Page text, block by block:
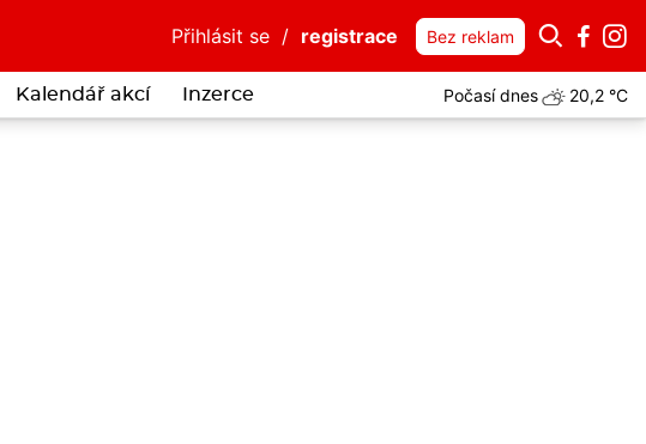
Přihlásit se / registrace Bez reklam
Kalendář akcí Inzerce Počasí dnes 20,2 °C